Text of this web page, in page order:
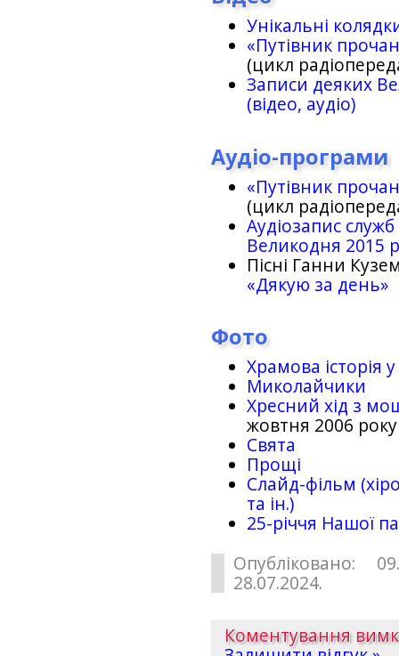
Унікальні
«Путівник
(цикл
Записи деяких
(відео, аудіо)
Аудіо-програми
«Путівник
(цикл
Аудіозапис
Великодня 2015
Пісні Ганни
«Дякую за день»
Фото
Храмова історія
Миколайчики
Хресний хід з
жовтня 2006 року
Свята
Прощі
Слайд-фільм
та ін.)
25-рiччя Нашої
Опубліковано:
28.07.2024.
Коментування